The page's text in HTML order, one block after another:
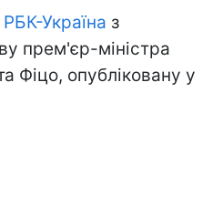
РБК-Україна з
прем'єр-міністра
Фіцо, опубліковану у